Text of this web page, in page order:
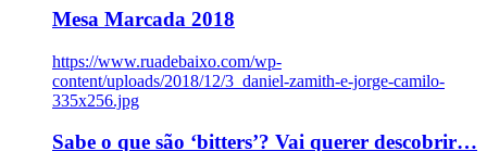
Mesa Marcada 2018
https://www.ruadebaixo.com/wp-
content/uploads/2018/12/3_daniel-zamith-e-jorge-camilo-
335x256.jpg
Sabe o que são ‘bitters’? Vai querer descobrir…